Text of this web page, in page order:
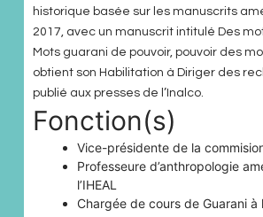
historique basée sur les manuscrits
2017, avec un manuscrit intitulé Des
Mots guarani de pouvoir, pouvoir des
obtient son Habilitation à Diriger des
publié aux presses de l’Inalco.
Fonction(s)
Vice-présidente de la
Professeure d’anthropologie
l’IHEAL
Chargée de cours de Guarani à